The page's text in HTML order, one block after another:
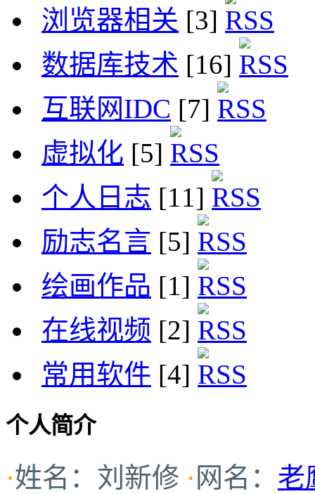
浏览器相关 [3]
数据库技术 [16]
互联网IDC [7]
虚拟化 [5]
个人日志 [11]
励志名言 [5]
绘画作品 [1]
在线视频 [2]
常用软件 [4]
个人简介
·姓名：刘新修 · 网名： 老